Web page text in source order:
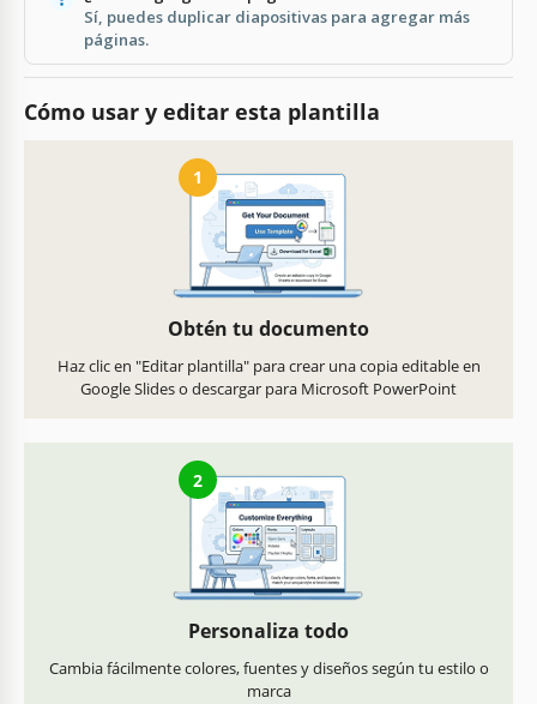
Sí, puedes duplicar diapositivas para agregar más
páginas.
Cómo usar y editar esta plantilla
1
Obtén tu documento
Haz clic en "Editar plantilla" para crear una copia editable en
Google Slides o descargar para Microsoft PowerPoint
2
Personaliza todo
Cambia fácilmente colores, fuentes y diseños según tu estilo o
marca